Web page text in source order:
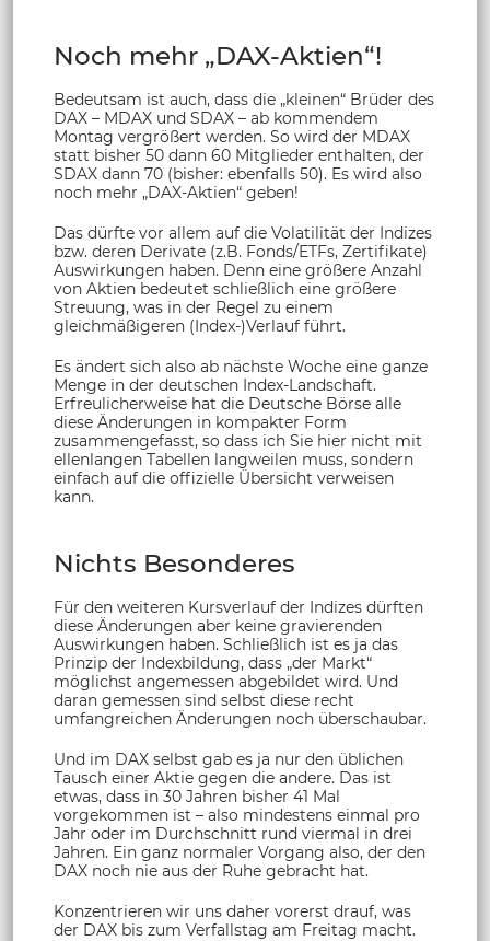
Noch mehr „DAX-Aktien“!
Bedeutsam ist auch, dass die „kleinen“ Brüder des
DAX – MDAX und SDAX – ab kommendem
Montag vergrößert werden. So wird der MDAX
statt bisher 50 dann 60 Mitglieder enthalten, der
SDAX dann 70 (bisher: ebenfalls 50). Es wird also
noch mehr „DAX-Aktien“ geben!
Das dürfte vor allem auf die Volatilität der Indizes
bzw. deren Derivate (z.B. Fonds/ETFs, Zertifikate)
Auswirkungen haben. Denn eine größere Anzahl
von Aktien bedeutet schließlich eine größere
Streuung, was in der Regel zu einem
gleichmäßigeren (Index-)Verlauf führt.
Es ändert sich also ab nächste Woche eine ganze
Menge in der deutschen Index-Landschaft.
Erfreulicherweise hat die Deutsche Börse alle
diese Änderungen in kompakter Form
zusammengefasst, so dass ich Sie hier nicht mit
ellenlangen Tabellen langweilen muss, sondern
einfach auf die offizielle Übersicht verweisen
kann.
Nichts Besonderes
Für den weiteren Kursverlauf der Indizes dürften
diese Änderungen aber keine gravierenden
Auswirkungen haben. Schließlich ist es ja das
Prinzip der Indexbildung, dass „der Markt“
möglichst angemessen abgebildet wird. Und
daran gemessen sind selbst diese recht
umfangreichen Änderungen noch überschaubar.
Und im DAX selbst gab es ja nur den üblichen
Tausch einer Aktie gegen die andere. Das ist
etwas, dass in 30 Jahren bisher 41 Mal
vorgekommen ist – also mindestens einmal pro
Jahr oder im Durchschnitt rund viermal in drei
Jahren. Ein ganz normaler Vorgang also, der den
DAX noch nie aus der Ruhe gebracht hat.
Konzentrieren wir uns daher vorerst drauf, was
der DAX bis zum Verfallstag am Freitag macht.